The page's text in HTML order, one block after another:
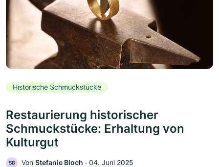
Historische Schmuckstücke
Restaurierung historischer
Schmuckstücke: Erhaltung von
Kulturgut
SB Von Stefanie Bloch ‧ 04. Juni 2025